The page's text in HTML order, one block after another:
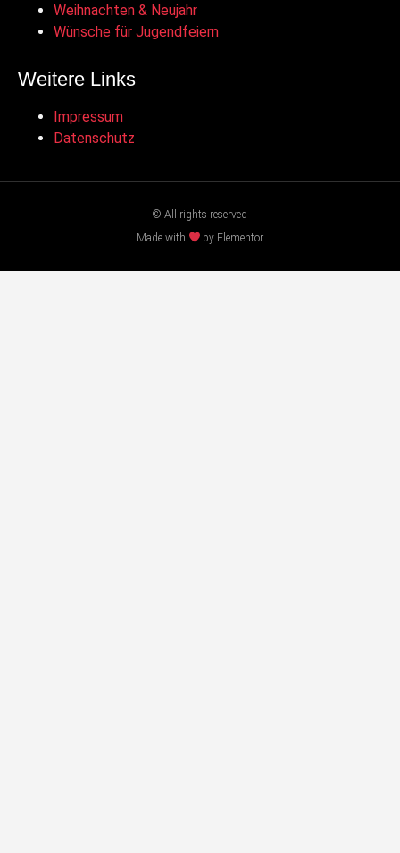
Weihnachten & Neujahr
Wünsche für Jugendfeiern
Weitere Links
Impressum
Datenschutz
© All rights reserved
Made with
by Elementor